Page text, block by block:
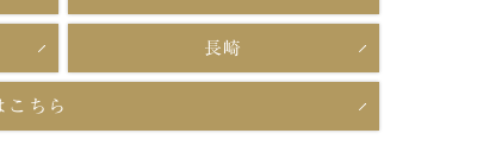
長崎
こちら